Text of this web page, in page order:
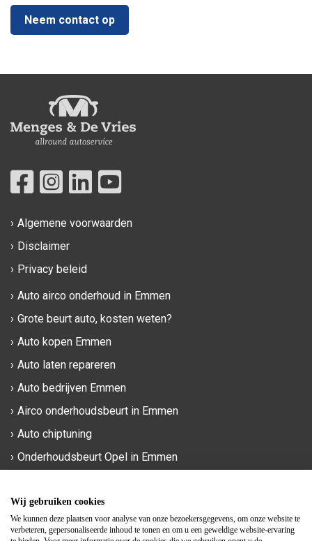
Neem contact op
Algemene voorwaarden
Disclaimer
Privacy beleid
Auto airco onderhoud in Emmen
Grote beurt auto, kosten weten?
Auto kopen Emmen
Auto laten repareren
Auto bedrijven Emmen
Airco onderhoudsbeurt in Emmen
Auto chiptuning
Onderhoudsbeurt Opel in Emmen
Phileas Foggstraat 90a
7825 AM Emmen
Wij gebruiken cookies
We kunnen deze plaatsen voor analyse van onze bezoekersgegevens, om onze website te
verbeteren, gepersonaliseerde inhoud te tonen en om u een geweldige website-ervaring